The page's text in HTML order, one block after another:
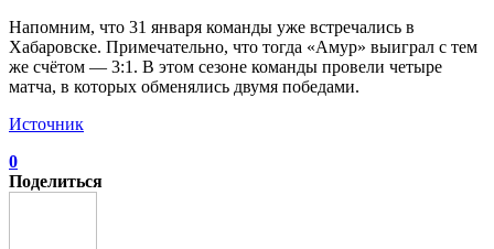
Напомним, что 31 января команды уже встречались в
Хабаровске. Примечательно, что тогда «Амур» выиграл с тем
же счётом — 3:1. В этом сезоне команды провели четыре
матча, в которых обменялись двумя победами.
Источник
0
Поделиться